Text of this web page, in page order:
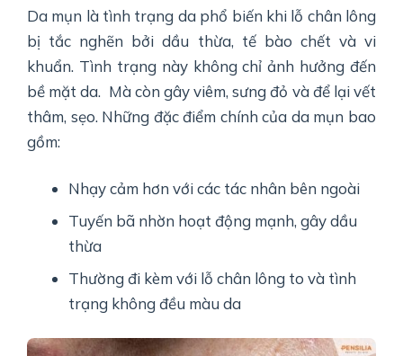
Da mụn là tình trạng da phổ biến khi lỗ chân lông
bị tắc nghẽn bởi dầu thừa, tế bào chết và vi
khuẩn. Tình trạng này không chỉ ảnh hưởng đến
bề mặt da. Mà còn gây viêm, sưng đỏ và để lại vết
thâm, sẹo. Những đặc điểm chính của da mụn bao
gồm:
Nhạy cảm hơn với các tác nhân bên ngoài
Tuyến bã nhờn hoạt động mạnh, gây dầu
thừa
Thường đi kèm với lỗ chân lông to và tình
trạng không đều màu da